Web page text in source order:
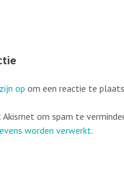
op om een reactie te
om spam te
worden verwerkt.